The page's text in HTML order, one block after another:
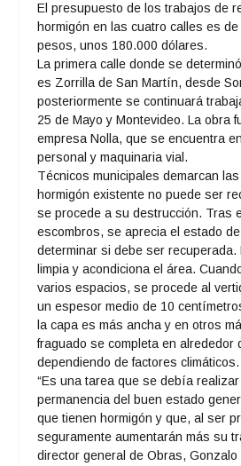
El presupuesto de los trabajos de
hormigón en las cuatro calles es
pesos, unos 180.000 dólares.
La primera calle donde se
es Zorrilla de San Martín, desde
posteriormente se continuará
25 de Mayo y Montevideo. La obra
empresa Nolla, que se encuentra
personal y maquinaria vial.
Técnicos municipales demarcan
hormigón existente no puede ser
se procede a su destrucción. Tras
escombros, se aprecia el estado
determinar si debe ser
limpia y acondiciona el área.
varios espacios, se procede al
un espesor medio de 10
la capa es más ancha y en otros
fraguado se completa en alrededor
dependiendo de factores climáticos.
“Es una tarea que se debía
permanencia del buen estado
que tienen hormigón y que, al ser
seguramente aumentarán más su
director general de Obras, Gonzalo